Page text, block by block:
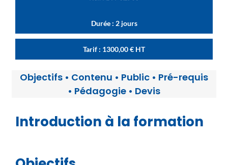
Durée : 2 jours
Tarif : 1300,00€ HT
Objectifs • Contenu • Public • Pré-requis
• Pédagogie • Devis
Introduction à la formation